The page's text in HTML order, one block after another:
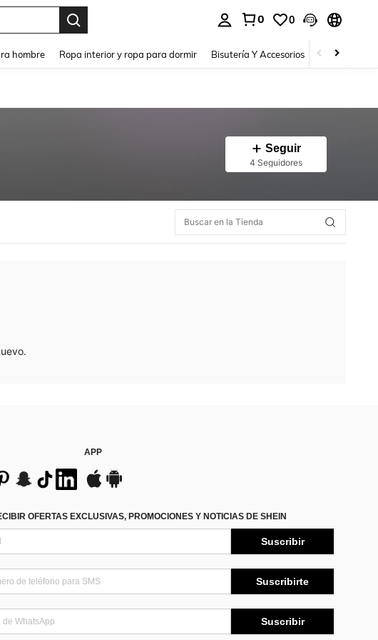
0 0
hombre Ropa interior y ropa para dormir Bisutería Y Accesorios Zapatos
Seguir
4 Seguidores
APP
OFERTAS EXCLUSIVAS, PROMOCIONES Y NOTICIAS DE SHEIN
Suscribir
Suscribirte
Suscribir